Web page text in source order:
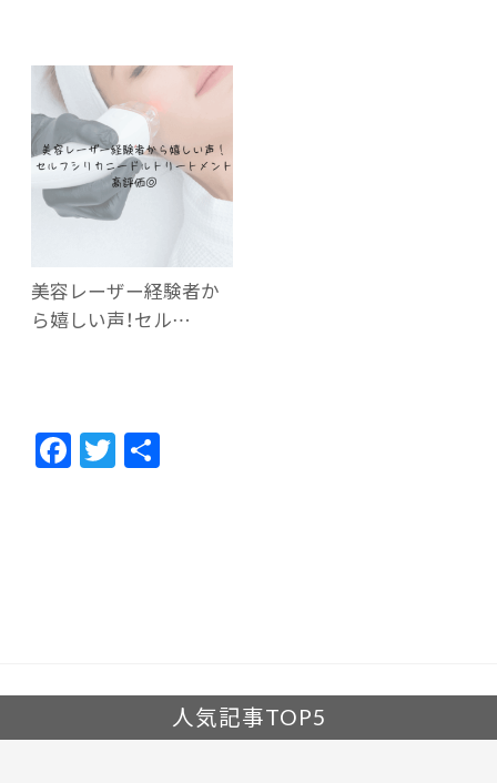
美容レーザー経験者か
ら嬉しい声！セル…
F
ac
T
w
人気記事TOP5